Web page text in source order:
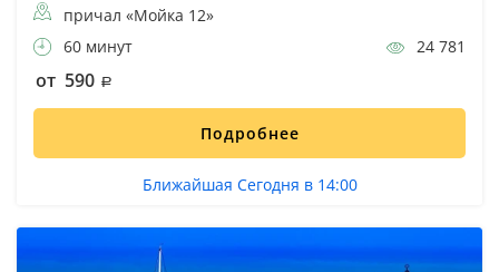
причал «Мойка 12»
60 минут
24 781
от 590
Подробнее
Ближайшая Сегодня в 14:00